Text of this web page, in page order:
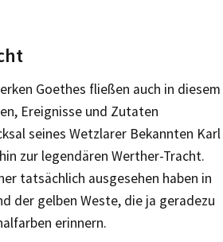
Goethes fließen auch in diesem
Ereignisse und Zutaten
seines Wetzlarer Bekannten Karl
zur legendären Werther-Tracht.
tatsächlich ausgesehen haben in
der gelben Weste, die ja geradezu
erinnern.